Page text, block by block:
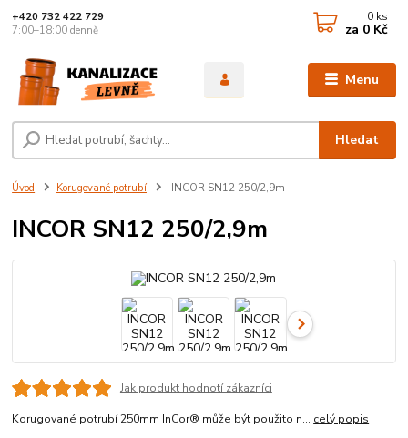
Menu
Hledat
+420 732 422 729
7:00–18:00 denně
0 ks
za 0 Kč
Úvod Korugované potrubí INCOR SN12 250/2,9m
INCOR SN12 250/2,9m
Jak produkt hodnotí zákazníci
Korugované potrubí 250mm InCor® může být použito n... celý popis